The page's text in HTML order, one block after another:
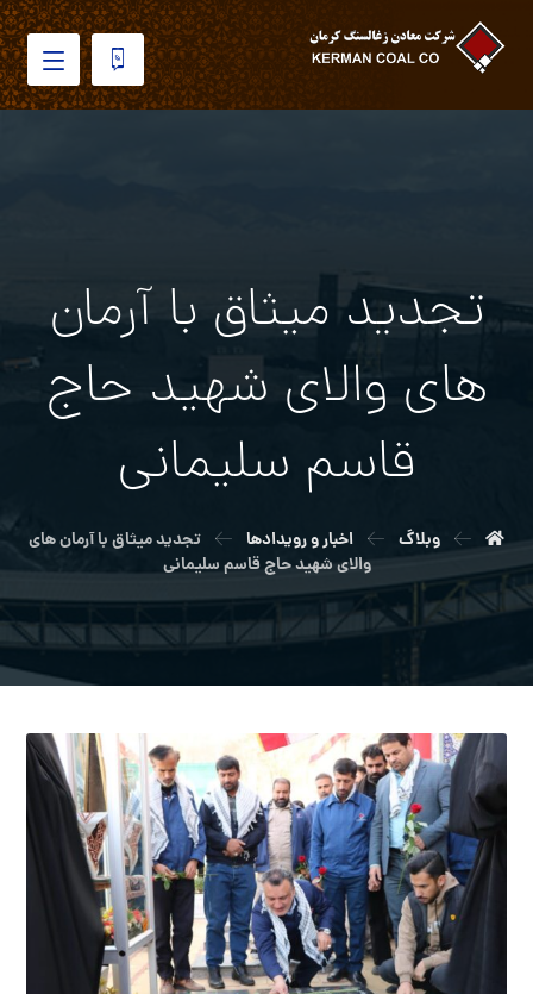
تجدید میثاق با آرمان
های والای شهید حاج
قاسم سلیمانی
وبلاگ اخبار و رویدادها
تجدید میثاق با آرمان های
والای شهید حاج قاسم سلیمانی